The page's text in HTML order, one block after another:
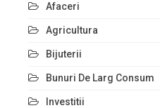
Afaceri
Agricultura
Bijuterii
Bunuri De Larg Consum
Investitii